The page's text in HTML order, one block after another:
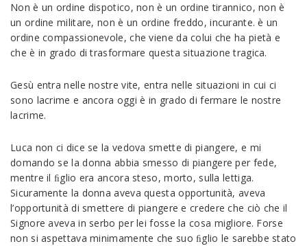
Non è un ordine dispotico, non è un ordine tirannico, non è
un ordine militare, non è un ordine freddo, incurante. è un
ordine compassionevole, che viene da colui che ha pietà e
che è in grado di trasformare questa situazione tragica.
Gesù entra nelle nostre vite, entra nelle situazioni in cui ci
sono lacrime e ancora oggi è in grado di fermare le nostre
lacrime.
Luca non ci dice se la vedova smette di piangere, e mi
domando se la donna abbia smesso di piangere per fede,
mentre il ﬁglio era ancora steso, morto, sulla lettiga.
Sicuramente la donna aveva questa opportunità, aveva
l’opportunità di smettere di piangere e credere che ciò che il
Signore aveva in serbo per lei fosse la cosa migliore. Forse
non si aspettava minimamente che suo ﬁglio le sarebbe stato